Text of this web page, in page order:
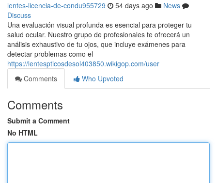
lentes-licencia-de-condu955729 54 days ago
News
Discuss
Una evaluación visual profunda es esencial para proteger tu
salud ocular. Nuestro grupo de profesionales te ofrecerá un
análisis exhaustivo de tu ojos, que incluye exámenes para
detectar problemas como el
https://lentespticosdesol403850.wikigop.com/user
Comments
Who Upvoted
Comments
Submit a Comment
No HTML